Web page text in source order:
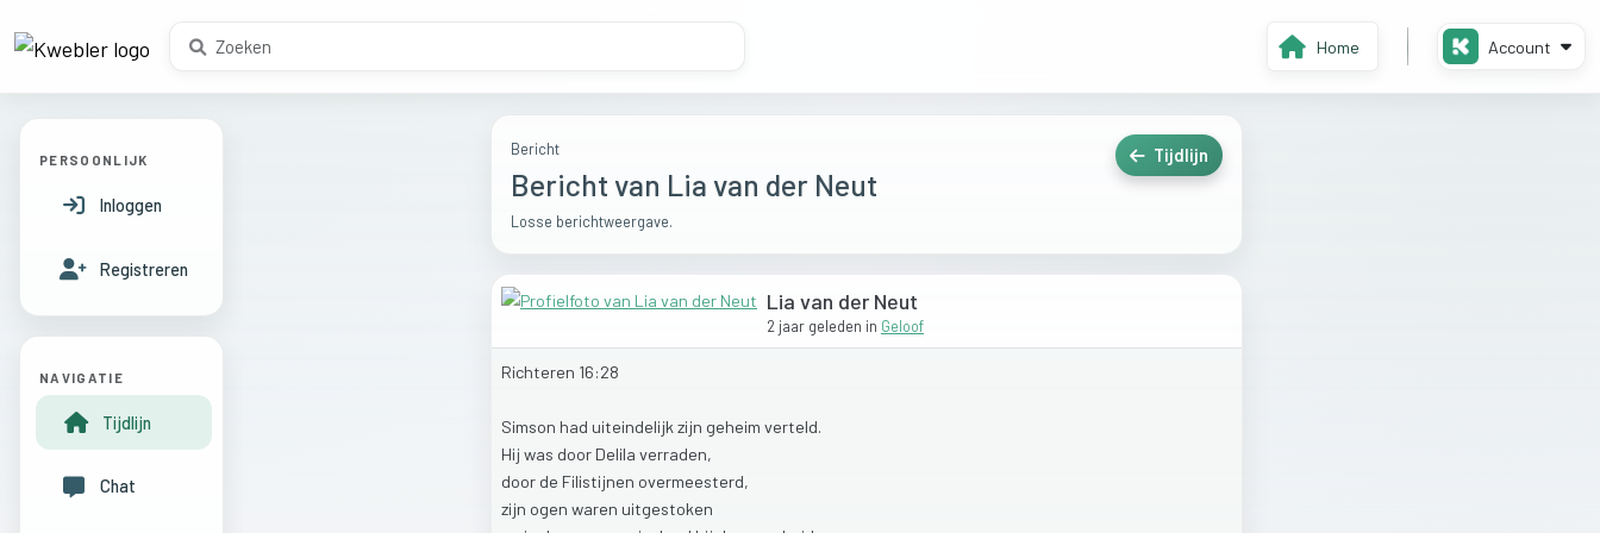
Home Account
Bericht
Bericht van Lia van der Neut
Losse berichtweergave.
Tijdlijn
Lia van der Neut
2 jaar geleden in Geloof
Richteren 16:28
Simson had uiteindelijk zijn geheim verteld.
Hij was door Delila verraden,
door de Filistijnen overmeesterd,
zijn ogen waren uitgestoken
PERSOONLIJK
Inloggen
Registreren
NAVIGATIE
Tijdlijn
Chat